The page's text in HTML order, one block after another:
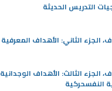
التدريس الحديثة
الجزء الثاني: الأهداف المعرفية
الجزء الثالث: الأهداف الوجدانية
النفسحركية